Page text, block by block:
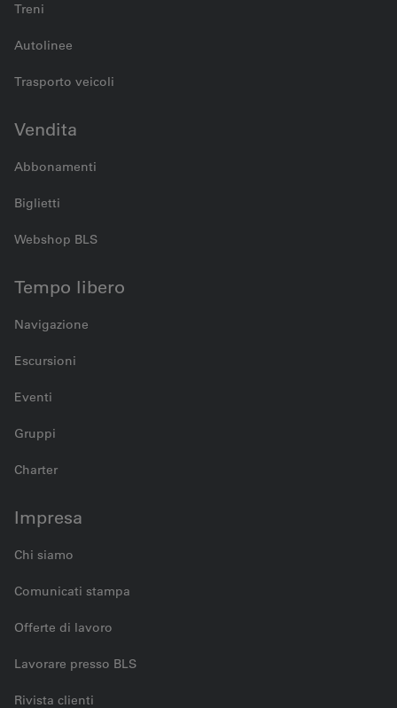
Treni
Autolinee
Trasporto veicoli
Vendita
Abbonamenti
Biglietti
Webshop BLS
Tempo libero
Navigazione
Escursioni
Eventi
Gruppi
Charter
Impresa
Chi siamo
Comunicati stampa
Offerte di lavoro
Lavorare presso BLS
Rivista clienti